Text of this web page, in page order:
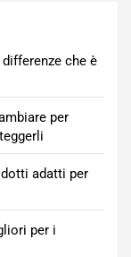
che è
per
adatti per
per i